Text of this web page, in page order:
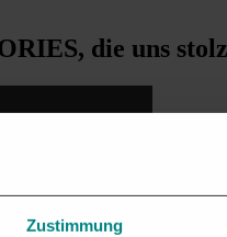
Zustimmung
, die uns